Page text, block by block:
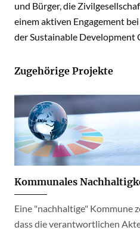
und Bürger, die
einem aktiven Engagement
der Sustainable Development
Zugehörige Projekte
Kommunales
Eine "nachhaltige" Kommune
dass die verantwortlichen